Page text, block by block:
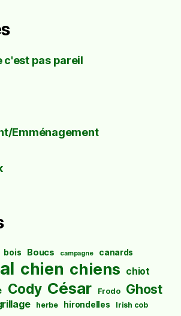
c'est pas pareil
Emménagement
bois Boucs campagne canards
chien chiens chiot
Cody César Frodo Ghost
herbe hirondelles Irish cob